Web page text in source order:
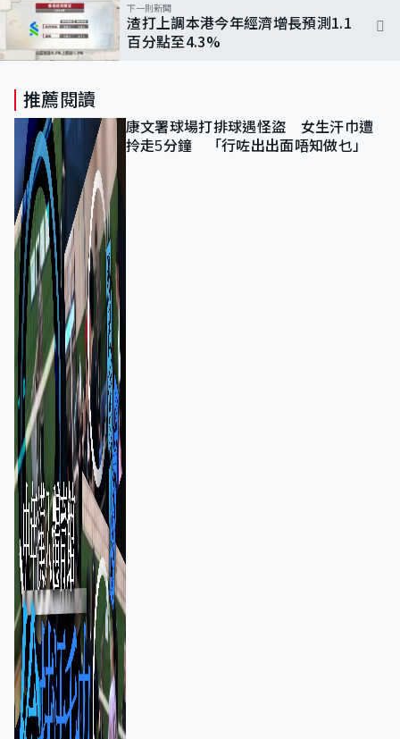
下一則新聞
渣打上調本港今年經濟增長預測1.1
百分點至4.3%
推薦閱讀
康文署球場打排球遇怪盜 女生汗巾遭
拎走5分鐘 「行咗出出面唔知做乜」